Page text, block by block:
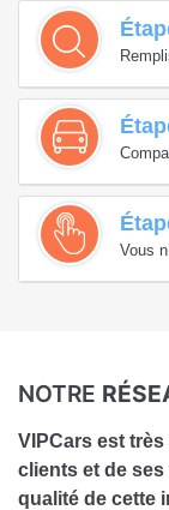
Vous
NOTRE
VIPCars est
clients et de
qualité de cette